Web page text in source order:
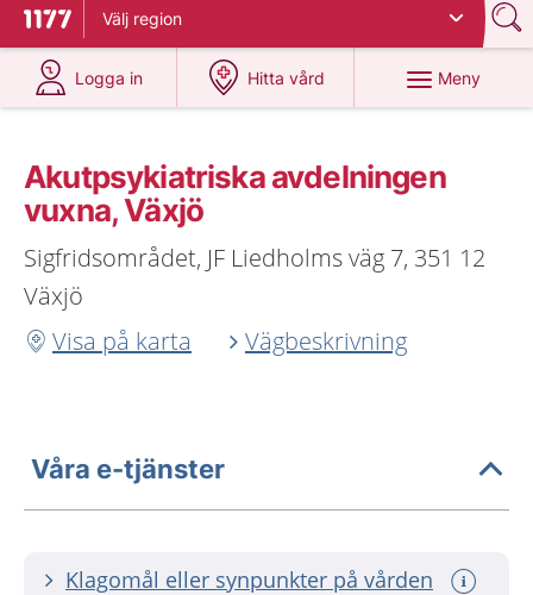
Till startsidan för 1177
Välj region
Logga in
på 1177.se
Hitta vård
på 1177.se
Meny
Akutpsykiatriska avdelningen
vuxna, Växjö
Sigfridsområdet, JF Liedholms väg 7, 351 12
Växjö
Visa på karta
Vägbeskrivning
Våra e-tjänster
Klagomål eller synpunkter på vården